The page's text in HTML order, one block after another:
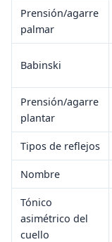
Prensión/agarre
palmar
Babinski
Prensión/agarre
plantar
Tipos de reflejos
Nombre
Tónico
asimétrico del
cuello